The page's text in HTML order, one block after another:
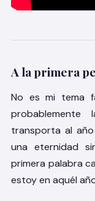
A la primera
No es mi tema
transporta al
una eternidad
primera palabra
estoy en aquél